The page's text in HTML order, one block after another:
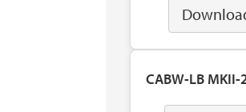
CABW-LB